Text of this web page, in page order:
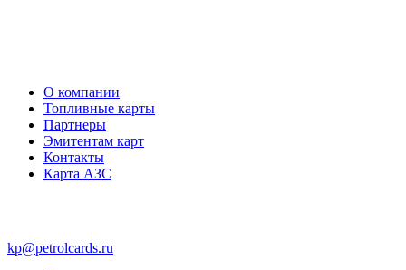
О компании
Топливные карты
Партнеры
Эмитентам карт
Контакты
Карта АЗС
kp@petrolcards.ru